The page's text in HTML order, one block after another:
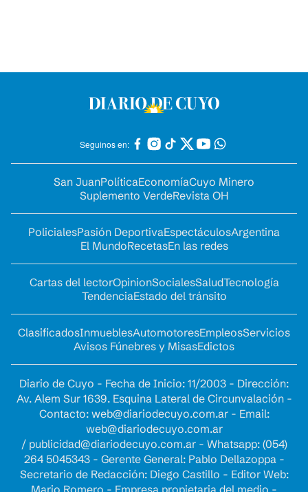
Seguinos en:
San JuanPolíticaEconomíaCuyo Minero
Suplemento VerdeRevista OH
PolicialesPasión DeportivaEspectáculosArgentina
El MundoRecetasEn las redes
Cartas del lectorOpinionSocialesSaludTecnología
TendenciaEstado del tránsito
ClasificadosInmueblesAutomotoresEmpleosServicios
Avisos Fúnebres y MisasEdictos
Diario de Cuyo - Fecha de Inicio: 11/2003 - Dirección:
Av. Alem Sur 1639. Esquina Lateral de Circunvalación -
Contacto: web@diariodecuyo.com.ar- Email:
web@diariodecuyo.com.ar
/ publicidad@diariodecuyo.com.ar- Whatsapp: (054)
264 5045343 - Gerente General: Pablo Dellazoppa -
Secretario de Redacción: Diego Castillo - Editor Web: